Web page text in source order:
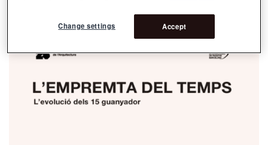
Accept
Change settings